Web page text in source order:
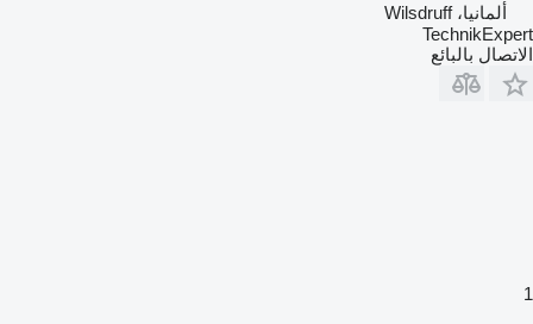
ألمانيا، Wilsdruff
TechnikExpert
الاتصال بالبائع
1